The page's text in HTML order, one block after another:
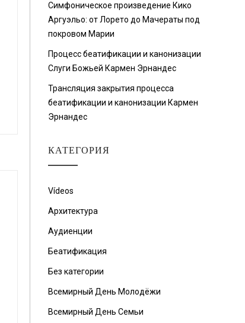
Симфоническое произведение Кико
Аргуэльо: от Лорето до Мачераты под
покровом Марии
Процесс беатификации и канонизации
Слуги Божьей Кармен Эрнандес
Трансляция закрытия процесса
беатификации и канонизации Кармен
Эрнандес
КАТЕГОРИЯ
Vídeos
Архитектура
Аудиенции
Беатификация
Без категории
Всемирный День Молодёжи
Всемирный День Семьи